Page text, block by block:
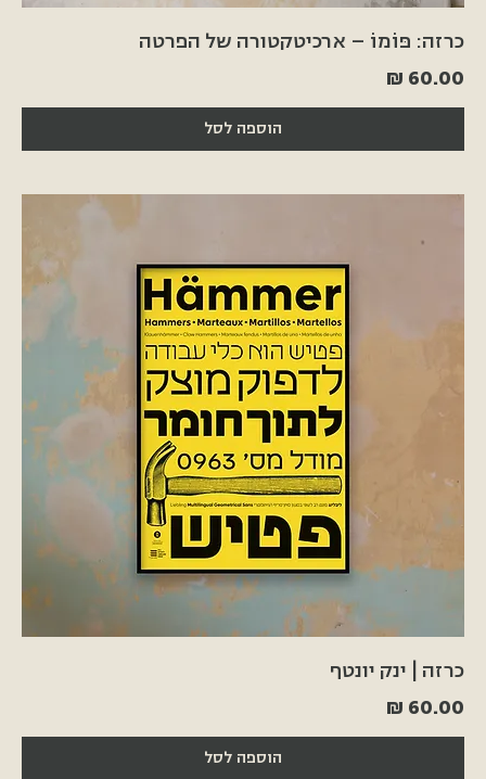
כרזה: פּוֹמוֹ – ארכיטקטורה של הפרטה
מחיר
הוספה לסל
כרזה | ינק יונטף
מחיר
הוספה לסל